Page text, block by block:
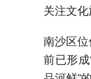
关注文
南沙区
前已形